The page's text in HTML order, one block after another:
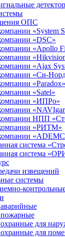
ОПС
«System
«DSC»
«Apollo
«Ajax
«Си-
«Paradox»
«Satel»
«ИПРо»
НПП
«РИТМ»
система
система
извещений
системы
для
для